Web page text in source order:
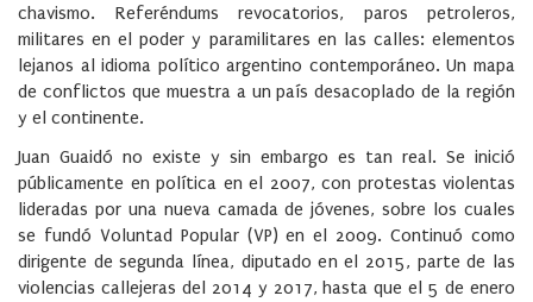
chavismo. Referéndums revocatorios, paros petroleros,
militares en el poder y paramilitares en las calles: elementos
lejanos al idioma político argentino contemporáneo. Un mapa
de conflictos que muestra a un país desacoplado de la región
y el continente.
Juan Guaidó no existe y sin embargo es tan real. Se inició
públicamente en política en el 2007, con protestas violentas
lideradas por una nueva camada de jóvenes, sobre los cuales
se fundó Voluntad Popular (VP) en el 2009. Continuó como
dirigente de segunda línea, diputado en el 2015, parte de las
violencias callejeras del 2014 y 2017, hasta que el 5 de enero